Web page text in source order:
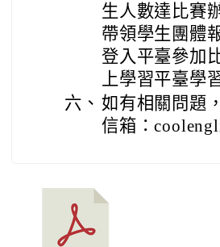
生人數達比賽
帶領學生團體
登入平臺參加
上學習平臺學
六、 如有相關問題
信箱：